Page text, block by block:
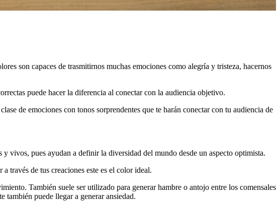
son capaces de trasmitirnos muchas emociones como alegría y tristeza, hacernos
puede hacer la diferencia al conectar con la audiencia objetivo.
de emociones con tonos sorprendentes que te harán conectar con tu audiencia de
vivos, pues ayudan a definir la diversidad del mundo desde un aspecto optimista.
través de tus creaciones este es el color ideal.
También suele ser utilizado para generar hambre o antojo entre los comensales
también puede llegar a generar ansiedad.